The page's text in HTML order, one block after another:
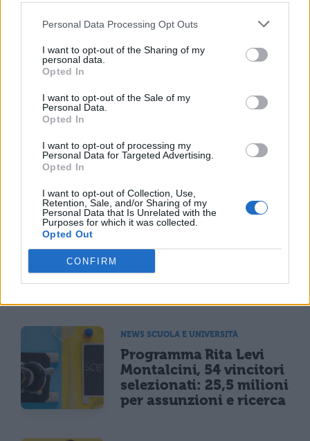
Personal Data Processing Opt Outs
I want to opt-out of the Sharing of my
personal data.
Opted In
I want to opt-out of the Sale of my
Personal Data.
Opted In
I want to opt-out of processing my
Personal Data for Targeted Advertising.
Opted In
I want to opt-out of Collection, Use,
Retention, Sale, and/or Sharing of my
Personal Data that Is Unrelated with the
Purposes for which it was collected.
Opted Out
CONFIRM
TI POTREBBE INTERESSARE
MATURITÀ
Maturità 2026, il sud
25% per il taglio ai
bonus
NEWS SCUOLA E UNIVERSITÀ
Programma Rita Levi
Montalcini, 54 vincitori
selezionati: 25,5 milioni
per assunzioni e ricerca